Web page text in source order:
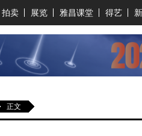
拍卖 展览 雅昌课堂 得艺
正文